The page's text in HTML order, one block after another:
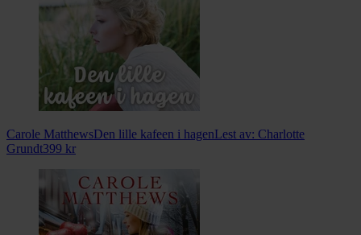
Carole MatthewsDen lille kafeen i hagenLest av: Charlotte
Grundt399 kr